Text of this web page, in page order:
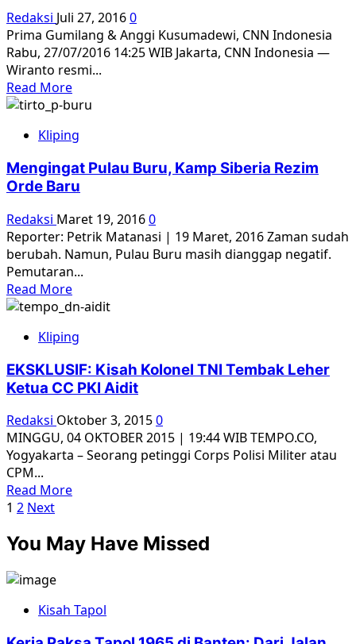
Jahanam
Itu?
Redaksi Juli 27, 20160
Prima Gumilang & Anggi Kusumadewi, CNN Indonesia
Rabu, 27/07/2016 14:25 WIB Jakarta, CNN Indonesia —
Wiranto resmi...
Read MoreRead
more
Wiranto:
Ajudan
Soeharto
Lingkaran
Istana
Kliping
Mengingat Pulau Buru, Kamp Siberia Rezim
Orde Baru
Redaksi Maret 19, 20160
Reporter: Petrik Matanasi | 19 Maret, 2016 Zaman sudah
berubah. Namun, Pulau Buru masih dianggap negatif.
Pemutaran...
Read MoreRead
more
Mengingat
Buru,
Kamp
Rezim
Orde
Baru
Kliping
EKSKLUSIF: Kisah Kolonel TNI Tembak Leher
Ketua CC PKI Aidit
Redaksi Oktober 3, 20150
MINGGU, 04 OKTOBER 2015 | 19:44 WIB TEMPO.CO,
Yogyakarta – Seorang petinggi Corps Polisi Militer atau
CPM...
Read MoreRead
EKSKLUSIF:
Kisah
Tembak
Paginasi
pos
1 2 Next
You May Have Missed
Kisah Tapol